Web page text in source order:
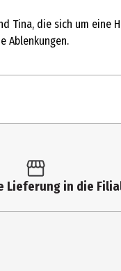
Tina, die sich um
Ablenkungen.
Lieferung in die